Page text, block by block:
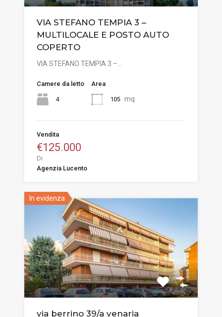
VIA STEFANO TEMPIA 3 –
MULTILOCALE E POSTO AUTO
COPERTO
VIA STEFANO TEMPIA 3 –…
Camere da letto
4
Area
105 mq
Vendita
€125.000
Di
Agenzia Lucento
In evidenza
via berrino 39/a venaria